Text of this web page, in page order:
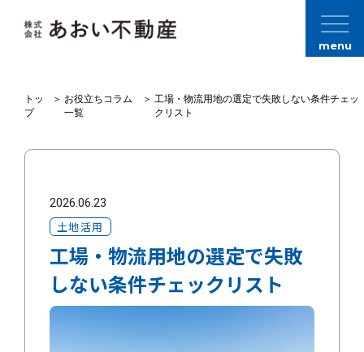
menu
トッ
プ
＞ お役立ちコラム
一覧
＞ 工場・物流用地の選定で失敗しない条件チェッ
クリスト
2026.06.23
土地活用
工場・物流用地の選定で失敗
しない条件チェックリスト